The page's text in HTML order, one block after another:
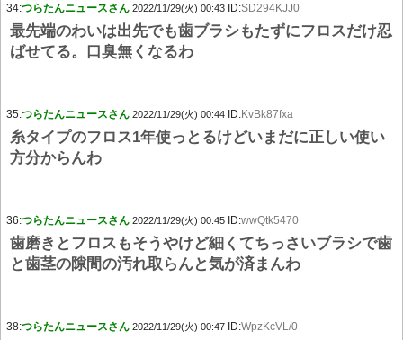
34:つらたんニュースさん 2022/11/29(火) 00:43 ID:SD294KJJ0
最先端のわいは出先でも歯ブラシもたずにフロスだけ忍
ばせてる。口臭無くなるわ
35:つらたんニュースさん 2022/11/29(火) 00:44 ID:KvBk87fxa
糸タイプのフロス1年使っとるけどいまだに正しい使い
方分からんわ
36:つらたんニュースさん 2022/11/29(火) 00:45 ID:wwQtk5470
歯磨きとフロスもそうやけど細くてちっさいブラシで歯
と歯茎の隙間の汚れ取らんと気が済まんわ
38:つらたんニュースさん 2022/11/29(火) 00:47 ID:WpzKcVL/0